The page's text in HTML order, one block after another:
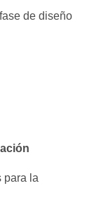
de diseño
para la